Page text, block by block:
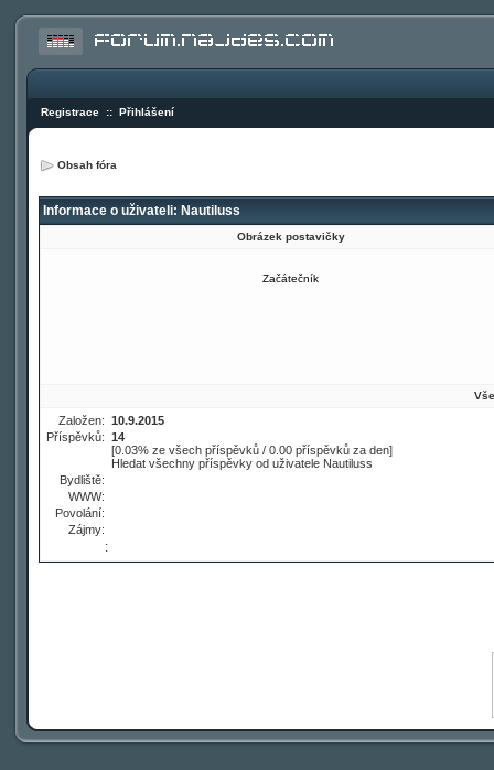
Registrace :: Přihlášení
Obsah fóra
Informace o uživateli: Nautiluss
Obrázek postavičky
Začátečník
Založen: 10.9.2015
Příspěvků: 14
[0.03% ze všech příspěvků / 0.00 příspěvků za den]
Hledat všechny příspěvky od uživatele Nautiluss
Bydliště:
WWW:
Povolání:
Zájmy:
: